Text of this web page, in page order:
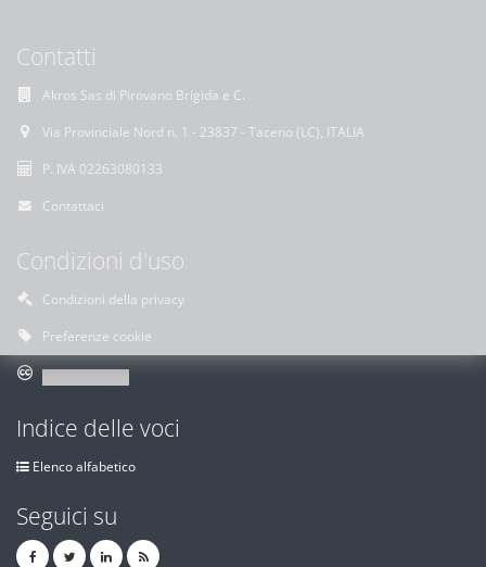
Contatti
Akros Sas di Pirovano Brigida e C.
Via Provinciale Nord n. 1 - 23837 - Taceno (LC), ITALIA
P. IVA 02263080133
Contattaci
Condizioni d'uso
Condizioni della privacy
Preferenze cookie
Indice delle voci
Elenco alfabetico
Seguici su